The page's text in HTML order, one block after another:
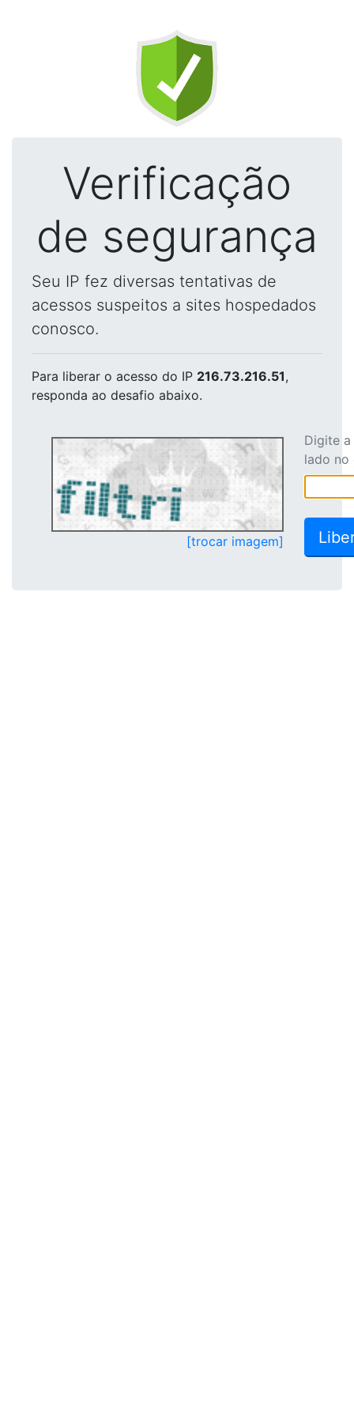
Verificação
de segurança
Seu IP fez diversas tentativas de
acessos suspeitos a sites hospedados
conosco.
Para liberar o acesso do IP 216.73.216.51,
responda ao desafio abaixo.
[trocar imagem]
Digite
lado no